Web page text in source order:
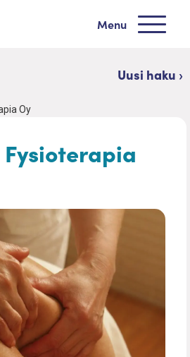
Menu
Uusi haku ›
Oy